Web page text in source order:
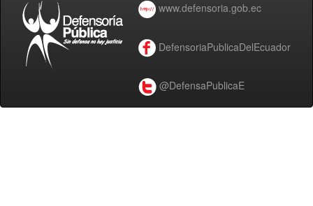
www.defensoria.gob.ec
DefensoriaPublicaDelEcuador
@DefensaPublicaE